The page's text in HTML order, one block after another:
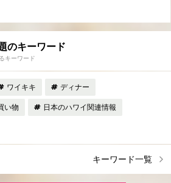
のキーワード
キーワード
ワイキキ ディナー
い物 日本のハワイ関連情報
キーワード一覧